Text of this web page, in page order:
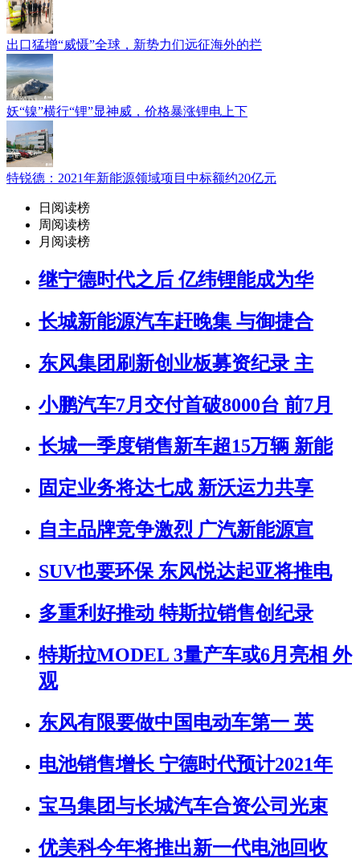
出口猛增“威慑”全球，新势力们远征海外的拦
妖“镍”横行“锂”显神威，价格暴涨锂电上下
特锐德：2021年新能源领域项目中标额约20亿元
日阅读榜
周阅读榜
月阅读榜
继宁德时代之后 亿纬锂能成为华
长城新能源汽车赶晚集 与御捷合
东风集团刷新创业板募资纪录 主
小鹏汽车7月交付首破8000台 前7月
长城一季度销售新车超15万辆 新能
固定业务将达七成 新沃运力共享
自主品牌竞争激烈 广汽新能源宣
SUV也要环保 东风悦达起亚将推电
多重利好推动 特斯拉销售创纪录
特斯拉MODEL 3量产车或6月亮相 外
观
东风有限要做中国电动车第一 英
电池销售增长 宁德时代预计2021年
宝马集团与长城汽车合资公司光束
优美科今年将推出新一代电池回收